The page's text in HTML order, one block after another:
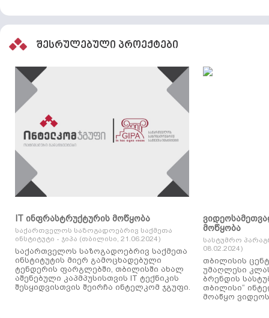
შესრულებული პროექტები
IT ინფრასტრუქტურის მოწყობა
საქართველოს საზოგადოებრივ საქმეთა
ინსტიტუტი - ჯიპა (თბილისი, 21.06.2024)
საქართველოს საზოგადოებრივ საქმეთა
ინსტიტუტის მიერ გამოცხადებული
ტენდერის ფარგლებში, თბილისში ახალ
აშენებული კაპმპუსისთვის IT ტექნიკის
შესყიდვისთვის შეირჩა ინტელკომ ჯგუფი.
მოწყობა
სასტუმრო
08.02.2024)
თბილისის
უმაღლესი
ბრენდის
თბილისი“
მოაწყო